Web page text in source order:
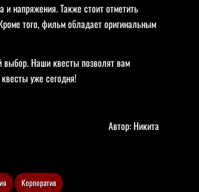
напряжения. Также стоит отметить
того, фильм обладает оригинальным
выбор. Наши квесты позволят вам
уже сегодня!
Автор: Никита
Корпоратив